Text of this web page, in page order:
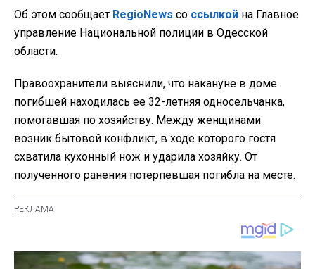
Об этом сообщает RegioNews со ссылкой на Главное
управление Национальной полиции в Одесской
области.
Правоохранители выяснили, что накануне в доме
погибшей находилась ее 32-летняя односельчанка,
помогавшая по хозяйству. Между женщинами
возник бытовой конфликт, в ходе которого гостя
схватила кухонный нож и ударила хозяйку. От
полученного ранения потерпевшая погибла на месте.